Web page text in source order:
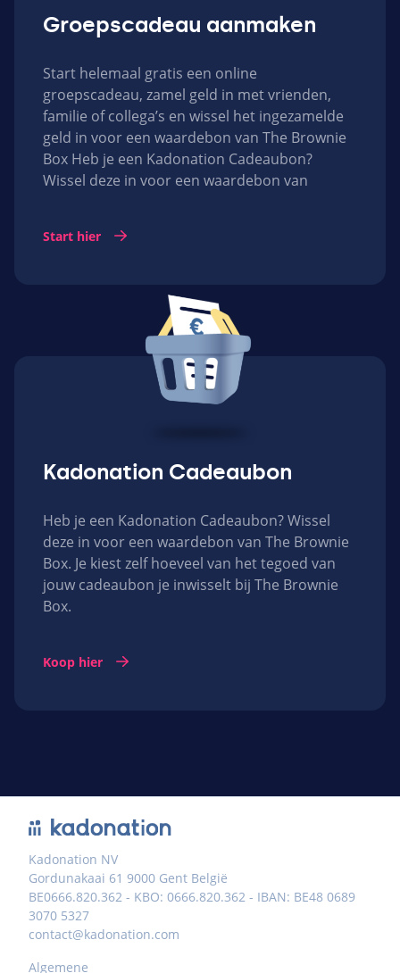
Groepscadeau aanmaken
Start helemaal gratis een online
groepscadeau, zamel geld in met vrienden,
familie of collega’s en wissel het ingezamelde
geld in voor een waardebon van The Brownie
Box Heb je een Kadonation Cadeaubon?
Wissel deze in voor een waardebon van
Start hier
Kadonation Cadeaubon
Heb je een Kadonation Cadeaubon? Wissel
deze in voor een waardebon van The Brownie
Box. Je kiest zelf hoeveel van het tegoed van
jouw cadeaubon je inwisselt bij The Brownie
Box.
Koop hier
Kadonation NV
Gordunakaai 61 9000 Gent België
BE0666.820.362 - KBO: 0666.820.362 - IBAN: BE48 0689
3070 5327
contact@kadonation.com
Algemene